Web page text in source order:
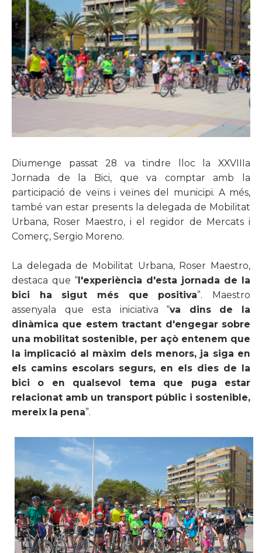
Diumenge passat 28 va tindre lloc la XXVIIIa
Jornada de la Bici, que va comptar amb la
participació de veïns i veïnes del municipi. A més,
també van estar presents la delegada de Mobilitat
Urbana, Roser Maestro, i el regidor de Mercats i
Comerç, Sergio Moreno.
La delegada de Mobilitat Urbana, Roser Maestro,
destaca que “l'experiència d'esta jornada de la
bici ha sigut més que positiva”. Maestro
assenyala que esta iniciativa “va dins de la
dinàmica que estem tractant d'engegar sobre
una mobilitat sostenible, per açò entenem que
la implicació al màxim dels menors, ja siga en
els camins escolars segurs, en els dies de la
bici o en qualsevol tema que puga estar
relacionat amb un transport públic i sostenible,
mereix la pena”.